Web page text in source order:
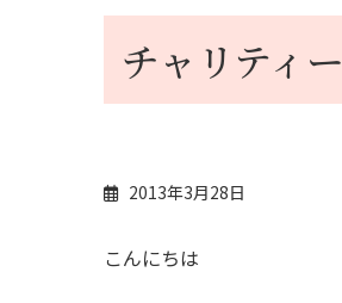
チャリティ
2013年3月28日
こんにちは